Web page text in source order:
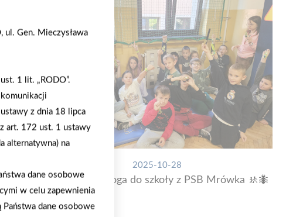
2025-10-28
Bezpieczna droga do szkoły z PSB Mrówka 🚸🐜
, ul. Gen. Mieczysława
1 lit. „RODO”.
z dnia 18 lipca
art. 172 ust. 1 ustawy
alternatywna) na
dane osobowe
w celu zapewnienia
Państwa dane osobowe